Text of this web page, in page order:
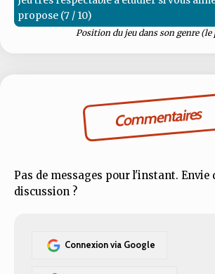
propose (7 / 10)
Position du jeu dans son genre
Commentaires
Pas de messages pour l'instant.
discussion ?
Connexion via Google